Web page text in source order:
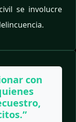
se involucre
con